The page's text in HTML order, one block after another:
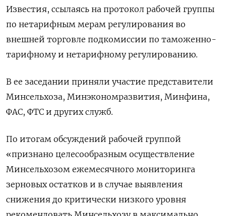
Известия, ссылаясь на протокол рабочей группы
по нетарифным мерам регулирования во
внешней торговле подкомиссии по таможенно-
тарифному и нетарифному регулированию.
В ее заседании приняли участие представители
Минсельхоза, Минэкономразвития, Минфина,
ФАС, ФТС и других служб.
По итогам обсуждений рабочей группой
«признано целесообразным осуществление
Минсельхозом ежемесячного мониторинга
зерновых остатков и в случае выявления
снижения до критически низкого уровня